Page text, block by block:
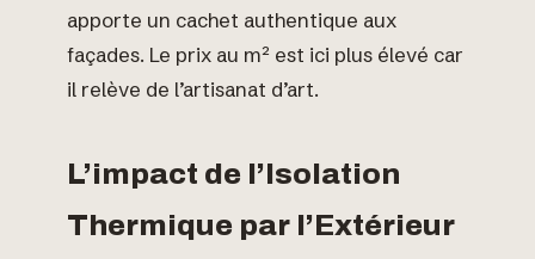
apporte un cachet authentique aux
façades. Le prix au m² est ici plus élevé car
il relève de l’artisanat d’art.
L’impact de l’Isolation
Thermique par l’Extérieur